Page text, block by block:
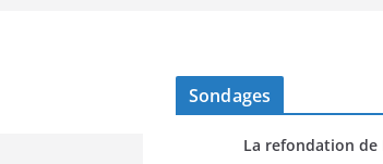
Sondages
La refondation de